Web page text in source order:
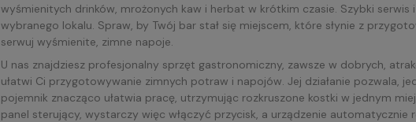
wyśmienitych drinków, mrożonych kaw i herbat w krótkim czasie. Szybki
wybranego lokalu. Spraw, by Twój bar stał się miejscem, które słynie z
serwuj wyśmienite, zimne napoje.
U nas znajdziesz profesjonalny sprzęt gastronomiczny, zawsze w dobrych,
ułatwi Ci przygotowywanie zimnych potraw i napojów. Jej działanie pozwala,
pojemnik znacząco ułatwia pracę, utrzymując rozkruszone kostki w jednym
panel sterujący, wystarczy więc włączyć przycisk, a urządzenie